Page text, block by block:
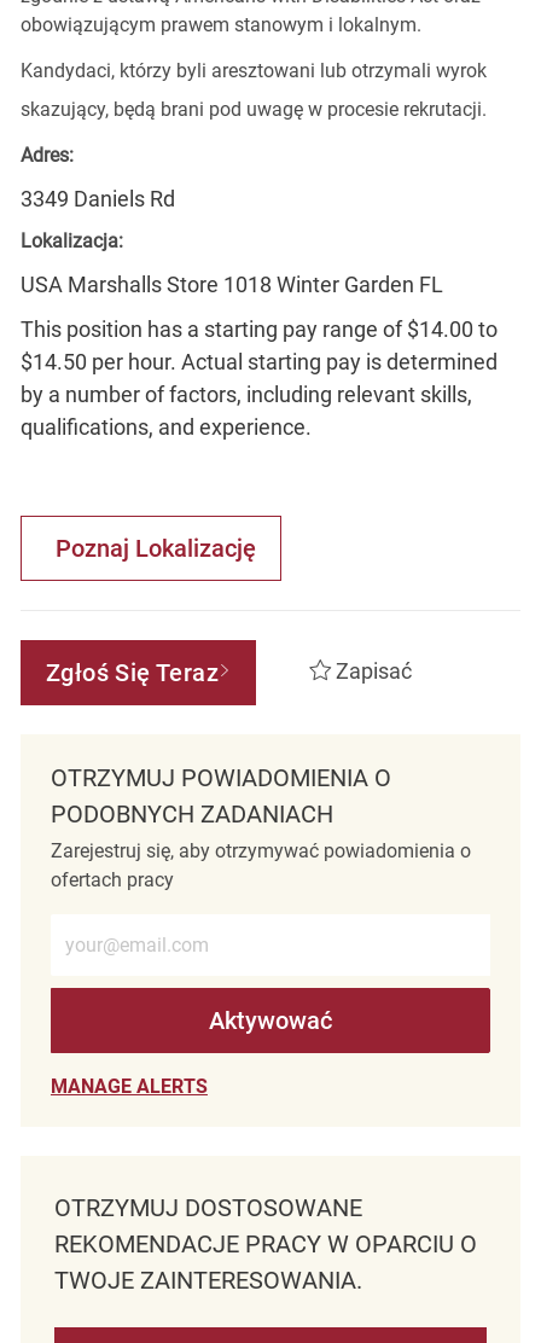
obowiązującym prawem stanowym i lokalnym.
Kandydaci, którzy byli aresztowani lub otrzymali wyrok
skazujący, będą brani pod uwagę w procesie rekrutacji.
Adres:
3349 Daniels Rd
Lokalizacja:
USA Marshalls Store 1018 Winter Garden FL
This position has a starting pay range of $14.00 to
$14.50 per hour. Actual starting pay is determined
by a number of factors, including relevant skills,
qualifications, and experience.
Poznaj Lokalizację
Zgłoś Się Teraz Zapisać
OTRZYMUJ POWIADOMIENIA O
PODOBNYCH ZADANIACH
Zarejestruj się, aby otrzymywać powiadomienia o
ofertach pracy
Aktywować
MANAGE ALERTS
OTRZYMUJ DOSTOSOWANE
REKOMENDACJE PRACY W OPARCIU O
TWOJE ZAINTERESOWANIA.